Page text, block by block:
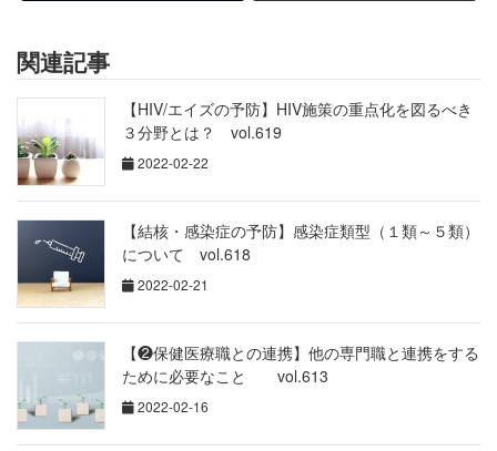
関連記事
【HIV/エイズの予防】HIV施策の重点化を図るべき
３分野とは？ vol.619
2022-02-22
【結核・感染症の予防】感染症類型（１類～５類）
について vol.618
2022-02-21
【❷保健医療職との連携】他の専門職と連携をする
ために必要なこと vol.613
2022-02-16